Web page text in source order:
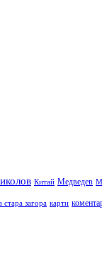
Китай Медведев
стара загора карти